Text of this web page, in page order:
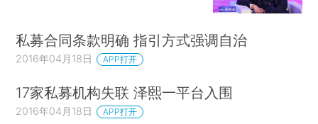
私募合同条款明确 指引方式强调自治
2016年04月18日 APP打开
17家私募机构失联 泽熙一平台入围
2016年04月18日 APP打开